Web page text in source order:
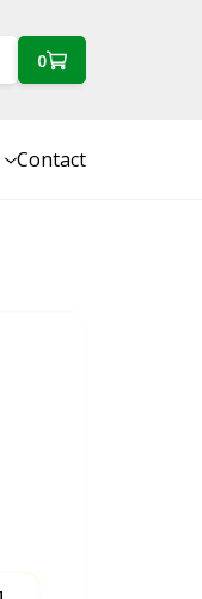
0
Contact